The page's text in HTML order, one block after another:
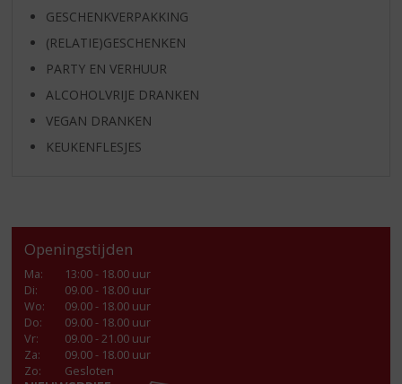
GESCHENKVERPAKKING
(RELATIE)GESCHENKEN
PARTY EN VERHUUR
ALCOHOLVRIJE DRANKEN
VEGAN DRANKEN
KEUKENFLESJES
Openingstijden
Ma:
13:00 - 18.00 uur
Di:
09.00 - 18.00 uur
Wo:
09.00 - 18.00 uur
Do:
09.00 - 18.00 uur
Vr:
09.00 - 21.00 uur
Za:
09.00 - 18.00 uur
Zo:
Gesloten